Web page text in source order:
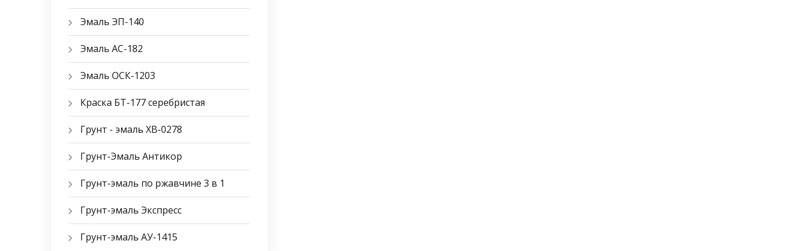
Эмаль ЭП-140
Эмаль АС-182
Эмаль ОСК-1203
Краска БТ-177 серебристая
Грунт - эмаль ХВ-0278
Грунт-Эмаль Антикор
Грунт-эмаль по ржавчине 3 в 1
Грунт-эмаль Экспресс
Грунт-эмаль АУ-1415